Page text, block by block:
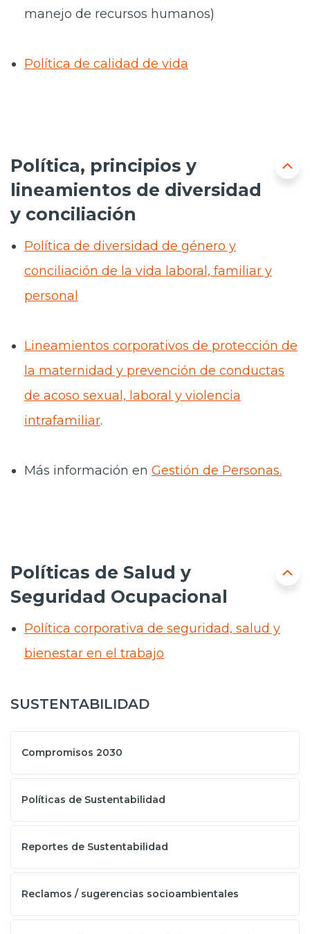
manejo de recursos humanos)
Política de calidad de vida
Política, principios y
lineamientos de diversidad
y conciliación
Política de diversidad de género y
conciliación de la vida laboral, familiar y
personal
Lineamientos corporativos de protección de
la maternidad y prevención de conductas
de acoso sexual, laboral y violencia
intrafamiliar.
Más información en Gestión de Personas.
Políticas de Salud y
Seguridad Ocupacional
Política corporativa de seguridad, salud y
bienestar en el trabajo
SUSTENTABILIDAD
Compromisos 2030
Políticas de Sustentabilidad
Reportes de Sustentabilidad
Reclamos / sugerencias socioambientales